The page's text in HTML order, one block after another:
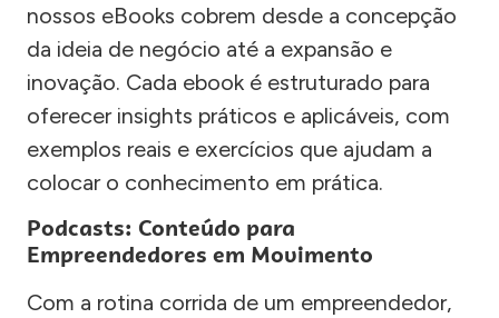
nossos eBooks cobrem desde a concepção
da ideia de negócio até a expansão e
inovação. Cada ebook é estruturado para
oferecer insights práticos e aplicáveis, com
exemplos reais e exercícios que ajudam a
colocar o conhecimento em prática.
Podcasts: Conteúdo para
Empreendedores em Movimento
Com a rotina corrida de um empreendedor,